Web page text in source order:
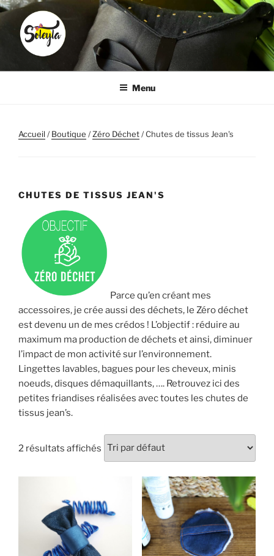
Aller
contenu
principal
SOLEYLA
Transformez la corvée coiffure en moment plaisir
Menu
Accueil/Boutique /Zéro Déchet/ Chutes de tissus Jean's
CHUTES DE TISSUS JEAN'S
Parce qu’en créant mes
accessoires, je crée aussi des déchets, le Zéro déchet
est devenu un de mes crédos ! L’objectif : réduire au
maximum ma production de déchets et ainsi, diminuer
l’impact de mon activité sur l’environnement.
Lingettes lavables, bagues pour les cheveux, minis
noeuds, disques démaquillants, …. Retrouvez ici des
petites friandises réalisées avec toutes les chutes de
tissus jean’s.
2 résultats affichés